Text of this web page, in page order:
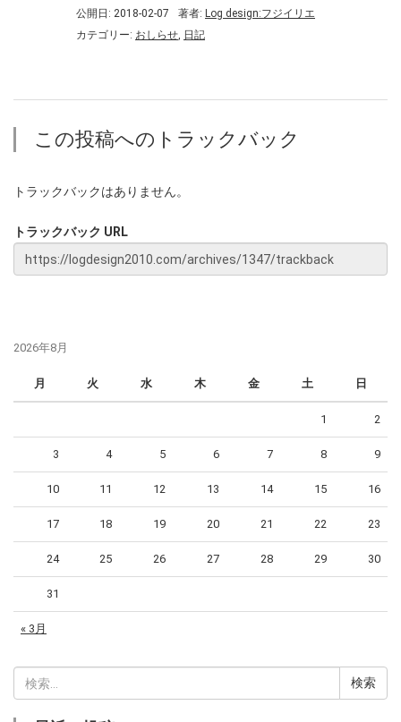
公開日: 2018-02-07 著者: Log design:フジイリエ
カテゴリー: おしらせ, 日記
この投稿へのトラックバック
トラックバックはありません。
トラックバック URL
2026年8月
月 火 水 木 金 土 日
« 3月
1 2
3 4 5 6 7 8 9
10 11 12 13 14 15 16
17 18 19 20 21 22 23
24 25 26 27 28 29 30
31
索: